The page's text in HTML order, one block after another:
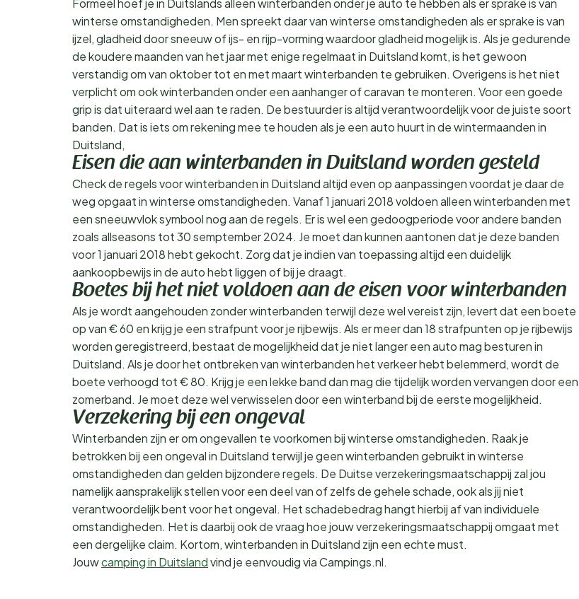
Formeel hoef je in Duitslands alleen winterbanden onder je auto te hebben als er sprake is van
winterse omstandigheden. Men spreekt daar van winterse omstandigheden als er sprake is van
ijzel, gladheid door sneeuw of ijs- en rijp-vorming waardoor gladheid mogelijk is. Als je gedurende
de koudere maanden van het jaar met enige regelmaat in Duitsland komt, is het gewoon
verstandig om van oktober tot en met maart winterbanden te gebruiken. Overigens is het niet
verplicht om ook winterbanden onder een aanhanger of caravan te monteren. Voor een goede
grip is dat uiteraard wel aan te raden. De bestuurder is altijd verantwoordelijk voor de juiste soort
banden. Dat is iets om rekening mee te houden als je een auto huurt in de wintermaanden in
Duitsland,
Eisen die aan winterbanden in Duitsland worden gesteld
Check de regels voor winterbanden in Duitsland altijd even op aanpassingen voordat je daar de
weg opgaat in winterse omstandigheden. Vanaf 1 januari 2018 voldoen alleen winterbanden met
een sneeuwvlok symbool nog aan de regels. Er is wel een gedoogperiode voor andere banden
zoals allseasons tot 30 semptember 2024. Je moet dan kunnen aantonen dat je deze banden
voor 1 januari 2018 hebt gekocht. Zorg dat je indien van toepassing altijd een duidelijk
aankoopbewijs in de auto hebt liggen of bij je draagt.
Boetes bij het niet voldoen aan de eisen voor winterbanden
Als je wordt aangehouden zonder winterbanden terwijl deze wel vereist zijn, levert dat een boete
op van € 60 en krijg je een strafpunt voor je rijbewijs. Als er meer dan 18 strafpunten op je rijbewijs
worden geregistreerd, bestaat de mogelijkheid dat je niet langer een auto mag besturen in
Duitsland. Als je door het ontbreken van winterbanden het verkeer hebt belemmerd, wordt de
boete verhoogd tot € 80. Krijg je een lekke band dan mag die tijdelijk worden vervangen door een
zomerband. Je moet deze wel verwisselen door een winterband bij de eerste mogelijkheid.
Verzekering bij een ongeval
Winterbanden zijn er om ongevallen te voorkomen bij winterse omstandigheden. Raak je
betrokken bij een ongeval in Duitsland terwijl je geen winterbanden gebruikt in winterse
omstandigheden dan gelden bijzondere regels. De Duitse verzekeringsmaatschappij zal jou
namelijk aansprakelijk stellen voor een deel van of zelfs de gehele schade, ook als jij niet
verantwoordelijk bent voor het ongeval. Het schadebedrag hangt hierbij af van individuele
omstandigheden. Het is daarbij ook de vraag hoe jouw verzekeringsmaatschappij omgaat met
een dergelijke claim. Kortom, winterbanden in Duitsland zijn een echte must.
Jouwcamping in Duitslandvind je eenvoudig via Campings.nl.